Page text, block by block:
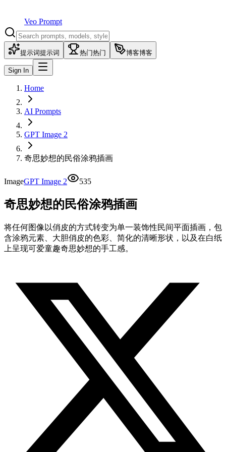
Veo Prompt
提示词提示词 热门热门 博客博客
Sign In
Home
AI Prompts
GPT Image 2
奇思妙想的民俗涂鸦插画
ImageGPT Image 2 535
奇思妙想的民俗涂鸦插画
将任何图像以俏皮的方式转变为单一装饰性民间平面插画，包
含涂鸦元素、大胆俏皮的色彩、简化的清晰形状，以及在白纸
上呈现可爱童趣奇思妙想的手工感。